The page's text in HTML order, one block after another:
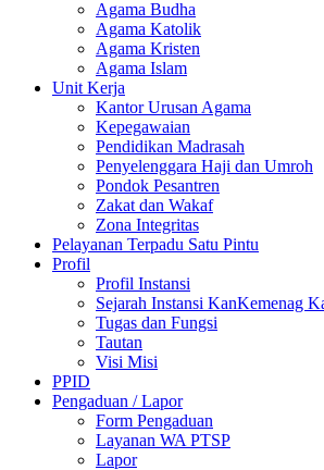
Agama Budha
Agama Katolik
Agama Kristen
Agama Islam
Unit Kerja
Kantor Urusan Agama
Kepegawaian
Pendidikan Madrasah
Penyelenggara Haji dan Umroh
Pondok Pesantren
Zakat dan Wakaf
Zona Integritas
Pelayanan Terpadu Satu Pintu
Profil
Profil Instansi
Sejarah Instansi KanKemenag
Tugas dan Fungsi
Tautan
Visi Misi
PPID
Pengaduan / Lapor
Form Pengaduan
Layanan WA PTSP
Lapor